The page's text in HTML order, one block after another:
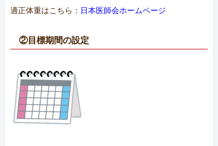
適正体重はこちら： 日本医師会ホームページ
②目標期間の設定